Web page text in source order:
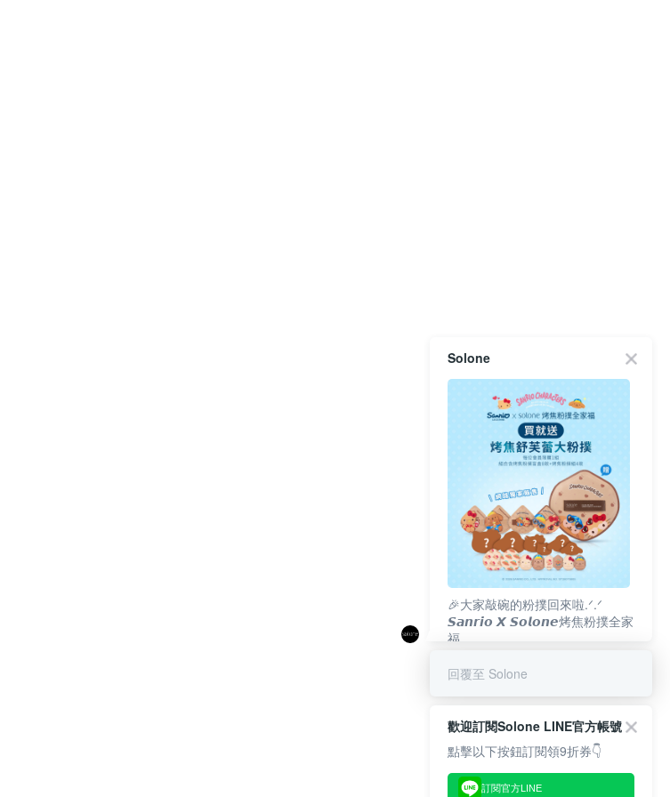
Solone
🎉大家敲碗的粉撲回來啦.ᐟ‪‪.ᐟ
𝙎𝙖𝙣𝙧𝙞𝙤 𝙓 𝙎𝙤𝙡𝙤𝙣𝙚烤焦粉撲全家
福
回覆至 Solone
歡迎訂閱Solone LINE官方帳號
點擊以下按鈕訂閱領9折券👇
訂閱官方LINE